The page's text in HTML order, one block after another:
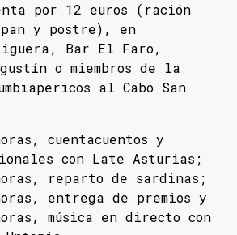
por 12 euros (ración
y postre), en
Bar El Faro,
o miembros de la
al Cabo San
cuentacuentos y
con Late Asturias;
reparto de sardinas;
entrega de premios y
música en directo con